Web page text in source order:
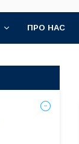
ПРО НАС